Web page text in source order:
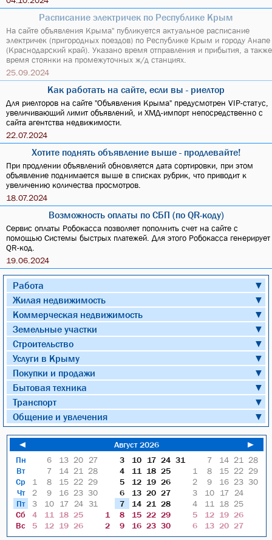
Расписание электричек по Республике Крым
На сайте объявления Крыма" публикуется актуальное расписание
электричек (пригородных поездов) по Республике Крым и городу Анапе
(Краснодарский край). Указано время отправления и прибытия, а также
время стоянки на промежуточных ж/д станциях.
25.09.2024
Как работать на сайте, если вы - риелтор
Для риелторов на сайте "Объявления Крыма" предусмотрен VIP-статус,
увеличивающий лимит объявлений, и XMД-импорт непосредственно с
сайта агентства недвижимости.
22.07.2024
Хотите поднять объявление выше - продлевайте!
При продлении объявлений обновляется дата сортировки, при этом
объявление поднимается выше в списках рубрик, что приводит к
увеличению количества просмотров.
18.07.2024
Возможность оплаты по СБП (по QR-коду)
Сервис оплаты Робокасса позволяет пополнить счет на сайте с
помощью Системы быстрых платежей. Для этого Робокасса генерирует
QR-код.
19.06.2024
Работа ▼
Жилая недвижимость ▼
Коммерческая недвижимость ▼
Земельные участки ▼
Строительство ▼
Услуги в Крыму ▼
Покупки и продажи ▼
Бытовая техника ▼
Транспорт ▼
Общение и увлечения ▼
◄ Август 2026
►
Пн
Вт
Ср
Чт
Пт
Сб
Вс
6 13 20
27
7
14 21
28
1
8 15 22 29
2
9 16 23 30
3
10 17 24 31
4
11 18 25
5
12 19 26
3 10 17 24 31
4
11 18 25
5
12 19 26
6
13 20 27
7
14 21
28
1
8 15 22 29
2
9 16 23 30
7 14 21
28
1
8 15 22 29
2
9 16 23 30
3
10 17
24
4
11 18 25
5
12 19 26
6
13 20 27